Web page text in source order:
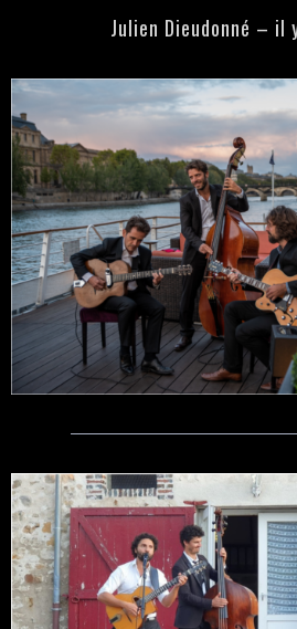
Julien Dieudonné – il